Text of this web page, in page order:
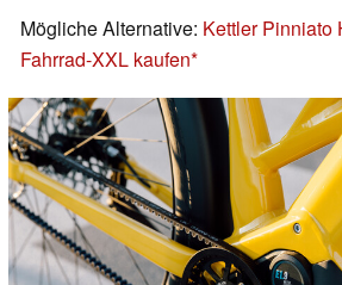
Mögliche Alternative: Kettler Pinniato
Fahrrad-XXL kaufen